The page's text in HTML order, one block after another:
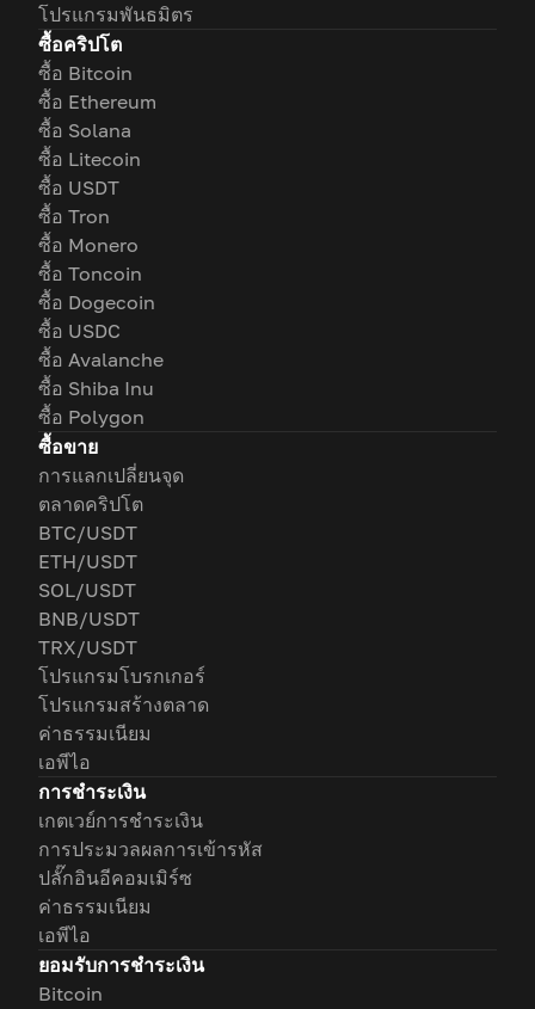
โปรแกรมพันธมิตร
ซื้อคริปโต
ซื้อ Bitcoin
ซื้อ Ethereum
ซื้อ Solana
ซื้อ Litecoin
ซื้อ USDT
ซื้อ Tron
ซื้อ Monero
ซื้อ Toncoin
ซื้อ Dogecoin
ซื้อ USDC
ซื้อ Avalanche
ซื้อ Shiba Inu
ซื้อ Polygon
ซื้อขาย
การแลกเปลี่ยนจุด
ตลาดคริปโต
BTC/USDT
ETH/USDT
SOL/USDT
BNB/USDT
TRX/USDT
โปรแกรมโบรกเกอร์
โปรแกรมสร้างตลาด
ค่าธรรมเนียม
เอพีไอ
การชำระเงิน
เกตเวย์การชำระเงิน
การประมวลผลการเข้ารหัส
ปลั๊กอินอีคอมเมิร์ซ
ค่าธรรมเนียม
เอพีไอ
ยอมรับการชำระเงิน
Bitcoin